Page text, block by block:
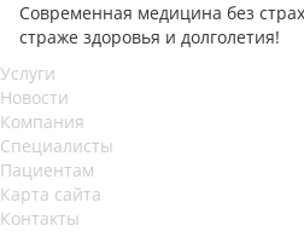
Современная медицина без
страже здоровья и долголетия!
Услуги
Новости
Компания
Специалисты
Пациентам
Карта сайта
Контакты